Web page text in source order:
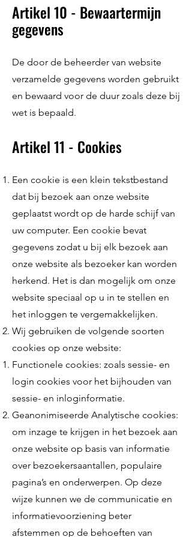
Artikel 10 - Bewaartermijn
gegevens
De door de beheerder van website
verzamelde gegevens worden gebruikt
en bewaard voor de duur zoals deze bij
wet is bepaald.
Artikel 11 - Cookies
Een cookie is een klein tekstbestand
dat bij bezoek aan onze website
geplaatst wordt op de harde schijf van
uw computer. Een cookie bevat
gegevens zodat u bij elk bezoek aan
onze website als bezoeker kan worden
herkend. Het is dan mogelijk om onze
website speciaal op u in te stellen en
het inloggen te vergemakkelijken.
Wij gebruiken de volgende soorten
cookies op onze website:
Functionele cookies: zoals sessie- en
login cookies voor het bijhouden van
sessie- en inloginformatie.
Geanonimiseerde Analytische cookies:
om inzage te krijgen in het bezoek aan
onze website op basis van informatie
over bezoekersaantallen, populaire
pagina’s en onderwerpen. Op deze
wijze kunnen we de communicatie en
informatievoorziening beter
afstemmen op de behoeften van